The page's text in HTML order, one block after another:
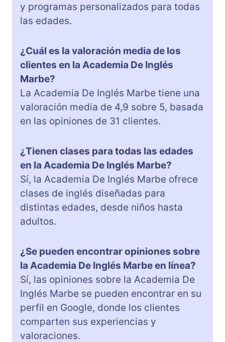
y programas personalizados para todas
las edades.
¿Cuál es la valoración media de los
clientes en la Academia De Inglés
Marbe?
La Academia De Inglés Marbe tiene una
valoración media de 4,9 sobre 5, basada
en las opiniones de 31 clientes.
¿Tienen clases para todas las edades
en la Academia De Inglés Marbe?
Sí, la Academia De Inglés Marbe ofrece
clases de inglés diseñadas para
distintas edades, desde niños hasta
adultos.
¿Se pueden encontrar opiniones sobre
la Academia De Inglés Marbe en línea?
Sí, las opiniones sobre la Academia De
Inglés Marbe se pueden encontrar en su
perfil en Google, donde los clientes
comparten sus experiencias y
valoraciones.